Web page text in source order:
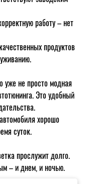
работу – нет
продуктов
уже не просто модная
Это удобный
хорошо
суток.
прослужит долго.
– и днем, и ночью.